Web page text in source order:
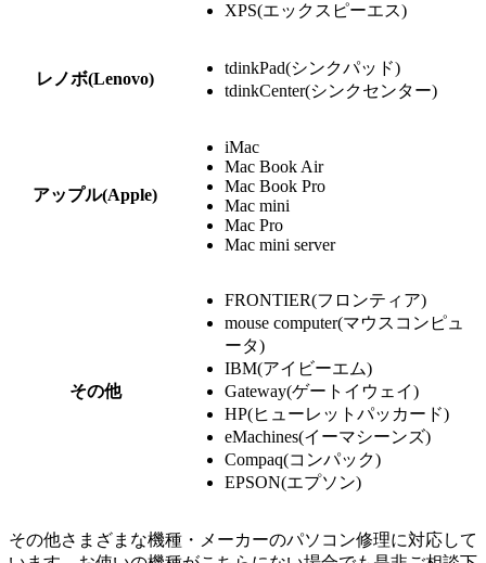
XPS(エックスピーエス)
レノボ(Lenovo)
tdinkPad(シンクパッド)
tdinkCenter(シンクセンター)
アップル(Apple)
iMac
Mac Book Air
Mac Book Pro
Mac mini
Mac Pro
Mac mini server
その他
FRONTIER(フロンティア)
mouse computer(マウスコンピュ
ータ)
IBM(アイビーエム)
Gateway(ゲートイウェイ)
HP(ヒューレットパッカード)
eMachines(イーマシーンズ)
Compaq(コンパック)
EPSON(エプソン)
その他さまざまな機種・メーカーのパソコン修理に対応して